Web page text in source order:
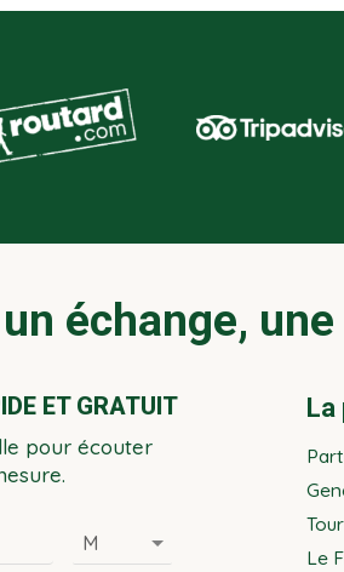
échange,
ET GRATUIT
pour écouter
La
Le